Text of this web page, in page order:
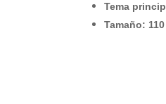
Tema
Tamaño: